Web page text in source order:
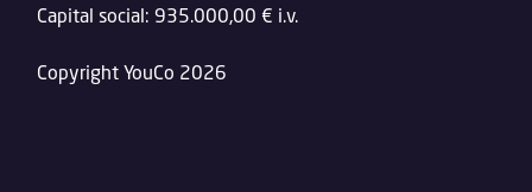
Capital social: 935.000,00 € i.v.
Copyright YouCo 2026